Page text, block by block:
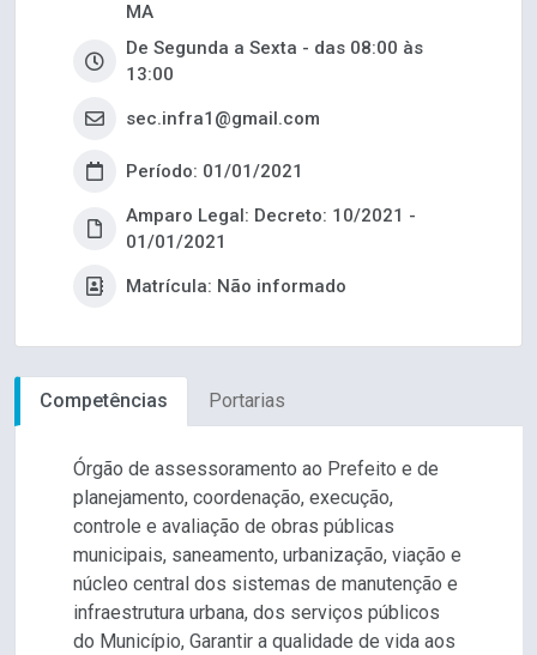
MA
De Segunda a Sexta - das 08:00 às
13:00
sec.infra1@gmail.com
Período: 01/01/2021
Amparo Legal: Decreto: 10/2021 -
01/01/2021
Matrícula: Não informado
Competências Portarias
Órgão de assessoramento ao Prefeito e de
planejamento, coordenação, execução,
controle e avaliação de obras públicas
municipais, saneamento, urbanização, viação e
núcleo central dos sistemas de manutenção e
infraestrutura urbana, dos serviços públicos
do Município, Garantir a qualidade de vida aos